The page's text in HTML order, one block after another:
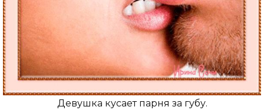
Девушка кусает парня за губу.